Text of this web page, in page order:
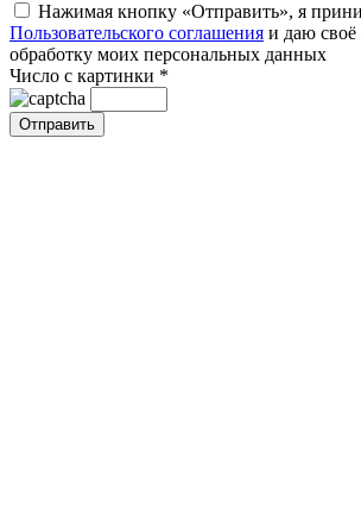
Нажимая кнопку «Отправить», я
Пользовательского соглашения и даю своё
обработку моих персональных данных
Число с картинки *